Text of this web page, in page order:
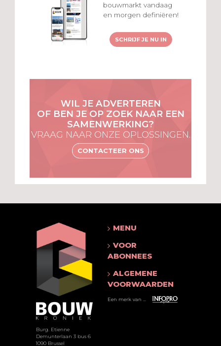
bouwmarkt vandaag
en morgen definiëren!
SCHRIJF JE NU IN
WIL JE ADVERTEREN
OF BEN JE OP ZOEK NAAR EEN
SAMENWERKING?
VRAAG NAAR ONZE OPLOSSINGEN.
CONTACTEER ONS
Burg. Etienne
Demunterlaan 3 bus 6
1090 Brussel
MENU
VOOR
ABONNEES
ALGEMENE
VOORWAARDEN
Een merk van ...